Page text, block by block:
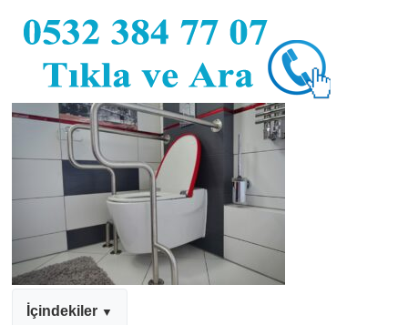
İçindekiler